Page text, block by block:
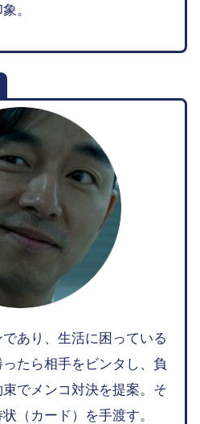
。
あり、生活に困っている
たら相手をビンタし、負
でメンコ対決を提案。そ
（カード）を手渡す。